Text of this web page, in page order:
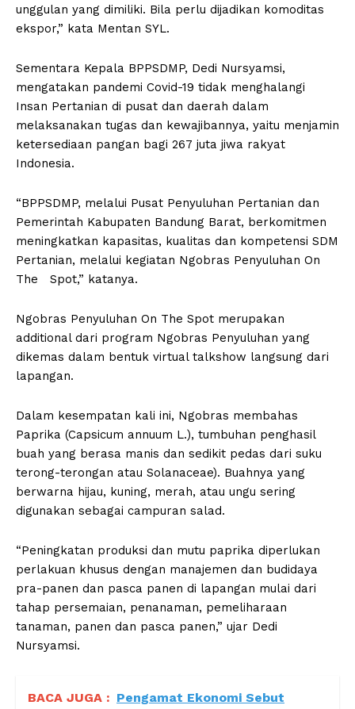
unggulan yang dimiliki. Bila perlu dijadikan komoditas
ekspor,” kata Mentan SYL.
Sementara Kepala BPPSDMP, Dedi Nursyamsi,
mengatakan pandemi Covid-19 tidak menghalangi
Insan Pertanian di pusat dan daerah dalam
melaksanakan tugas dan kewajibannya, yaitu menjamin
ketersediaan pangan bagi 267 juta jiwa rakyat
Indonesia.
“BPPSDMP, melalui Pusat Penyuluhan Pertanian dan
Pemerintah Kabupaten Bandung Barat, berkomitmen
meningkatkan kapasitas, kualitas dan kompetensi SDM
Pertanian, melalui kegiatan Ngobras Penyuluhan On
The Spot,” katanya.
Ngobras Penyuluhan On The Spot merupakan
additional dari program Ngobras Penyuluhan yang
dikemas dalam bentuk virtual talkshow langsung dari
lapangan.
Dalam kesempatan kali ini, Ngobras membahas
Paprika (Capsicum annuum L.), tumbuhan penghasil
buah yang berasa manis dan sedikit pedas dari suku
terong-terongan atau Solanaceae). Buahnya yang
berwarna hijau, kuning, merah, atau ungu sering
digunakan sebagai campuran salad.
“Peningkatan produksi dan mutu paprika diperlukan
perlakuan khusus dengan manajemen dan budidaya
pra-panen dan pasca panen di lapangan mulai dari
tahap persemaian, penanaman, pemeliharaan
tanaman, panen dan pasca panen,” ujar Dedi
Nursyamsi.
BACA JUGA : Pengamat Ekonomi Sebut